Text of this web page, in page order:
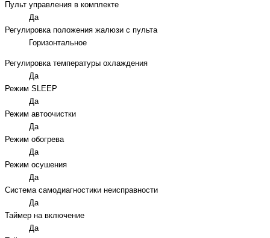
Пульт управления в комплекте
Да
Регулировка положения жалюзи с пульта
Горизонтальное
Регулировка температуры охлаждения
Да
Режим SLEEP
Да
Режим автоочистки
Да
Режим обогрева
Да
Режим осушения
Да
Система самодиагностики неисправности
Да
Таймер на включение
Да